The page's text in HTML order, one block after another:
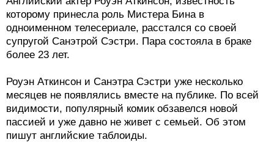
которому принесла роль Мистера Бина в
одноименном телесериале, расстался со своей
супругой Санэтрой Сэстри. Пара состояла в браке
более 23 лет.
Роуэн Аткинсон и Санэтра Сэстри уже несколько
месяцев не появлялись вместе на публике. По всей
видимости, популярный комик обзавелся новой
пассией и уже давно не живет с семьей. Об этом
пишут английские таблоиды.